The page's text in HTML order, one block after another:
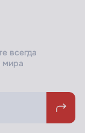
всегда
мира